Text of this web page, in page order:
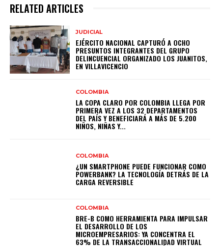
RELATED ARTICLES
JUDICIAL
EJÉRCITO NACIONAL CAPTURÓ A OCHO
PRESUNTOS INTEGRANTES DEL GRUPO
DELINCUENCIAL ORGANIZADO LOS JUANITOS,
EN VILLAVICENCIO
COLOMBIA
LA COPA CLARO POR COLOMBIA LLEGA POR
PRIMERA VEZ A LOS 32 DEPARTAMENTOS
DEL PAÍS Y BENEFICIARÁ A MÁS DE 5.200
NIÑOS, NIÑAS Y...
COLOMBIA
¿UN SMARTPHONE PUEDE FUNCIONAR COMO
POWERBANK? LA TECNOLOGÍA DETRÁS DE LA
CARGA REVERSIBLE
COLOMBIA
BRE-B COMO HERRAMIENTA PARA IMPULSAR
EL DESARROLLO DE LOS
MICROEMPRESARIOS: YA CONCENTRA EL
63% DE LA TRANSACCIONALIDAD VIRTUAL